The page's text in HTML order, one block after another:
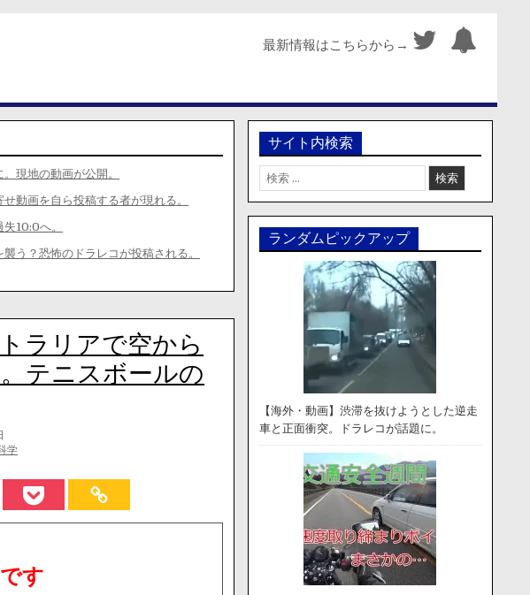
最新情報はこちらから→
現地の動画が公開。
動画を自ら投稿する者が現れる。
10:0へ。
う？恐怖のドラレコが投稿される。
ラリアで空から
テニスボールの
学
す
サイト内検索
検
索:
ランダムピックアップ
【海外・動画】渋滞を抜けようとした逆走
車と正面衝突。ドラレコが話題に。